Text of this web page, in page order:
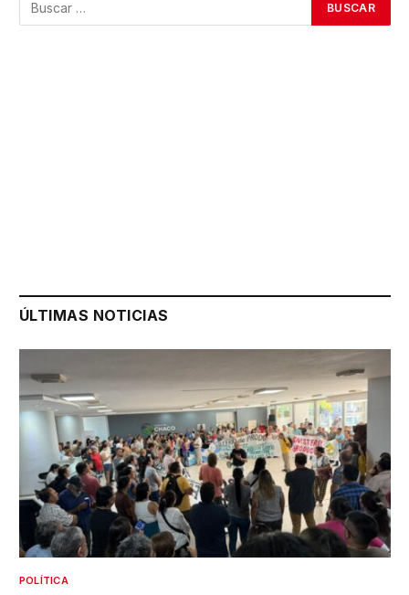
ÚLTIMAS NOTICIAS
POLÍTICA